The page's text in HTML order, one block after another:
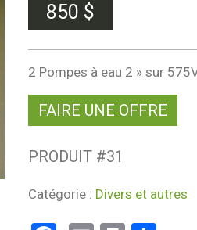
850 $
2 Pompes à eau 2 » sur
FAIRE UNE OFFRE
PRODUIT #31
Catégorie : Divers et autres